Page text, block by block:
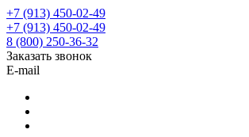
+7 (913) 450-02-49
+7 (913) 450-02-49
8 (800) 250-36-32
Заказать звонок
E-mail